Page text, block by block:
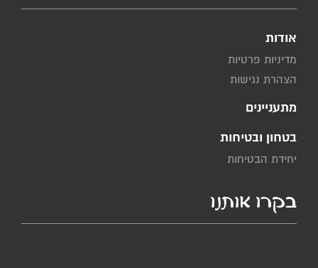
אודות
מדיניות פרטיות
הצהרת נגישות
מתעניינים
בטחון ובטיחות
יחידת הבטיחות
בקרו אותנו